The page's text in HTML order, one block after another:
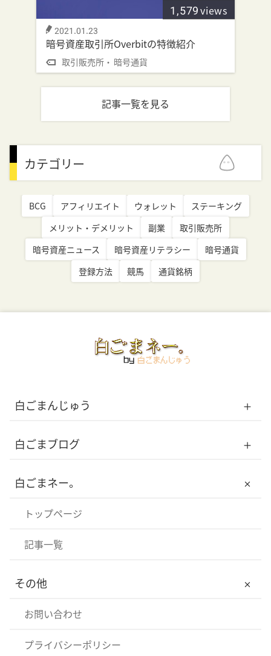
1,579views
2021.01.23
暗号資産取引所Overbitの特徴紹介
取引販売所 暗号通貨
記事一覧を見る
カテゴリー
BCG アフィリエイト ウォレット
ステーキング
メリット・デメリット
副業
取引販売所
暗号資産ニュース
暗号資産リテラシー
暗号通貨
登録方法
競馬 通貨銘柄
白ごまんじゅう
トップページ
白ごまブログ
トップページ
白ごまネー。
トップページ
記事一覧
その他
お問い合わせ
プライバシーポリシー